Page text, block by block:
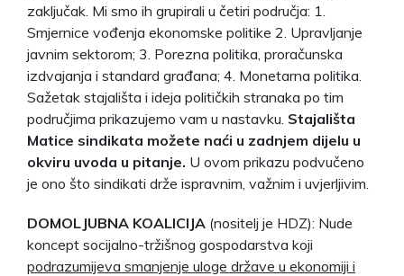
zaključak. Mi smo ih grupirali u četiri područja: 1.
Smjernice vođenja ekonomske politike 2. Upravljanje
javnim sektorom; 3. Porezna politika, proračunska
izdvajanja i standard građana; 4. Monetarna politika.
Sažetak stajališta i ideja političkih stranaka po tim
područjima prikazujemo vam u nastavku. Stajališta
Matice sindikata možete naći u zadnjem dijelu u
okviru uvoda u pitanje. U ovom prikazu podvučeno
je ono što sindikati drže ispravnim, važnim i uvjerljivim.
DOMOLJUBNA KOALICIJA (nositelj je HDZ): Nude
koncept socijalno-tržišnog gospodarstva koji
podrazumijeva smanjenje uloge države u ekonomiji i